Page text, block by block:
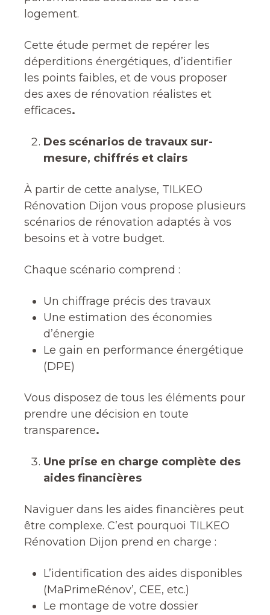
logement.
Cette étude permet de repérer les
déperditions énergétiques, d’identifier
les points faibles, et de vous proposer
des axes de rénovation réalistes et
efficaces.
Des scénarios de travaux sur-
mesure, chiffrés et clairs
À partir de cette analyse, TILKEO
Rénovation Dijon vous propose plusieurs
scénarios de rénovation adaptés à vos
besoins et à votre budget.
Chaque scénario comprend :
Un chiffrage précis des travaux
Une estimation des économies
d’énergie
Le gain en performance énergétique
(DPE)
Vous disposez de tous les éléments pour
prendre une décision en toute
transparence.
Une prise en charge complète des
aides financières
Naviguer dans les aides financières peut
être complexe. C’est pourquoi TILKEO
Rénovation Dijon prend en charge :
L’identification des aides disponibles
(MaPrimeRénov’, CEE, etc.)
Le montage de votre dossier